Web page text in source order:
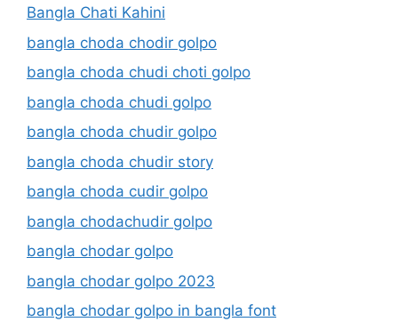
Bangla Chati Kahini
bangla choda chodir golpo
bangla choda chudi choti golpo
bangla choda chudi golpo
bangla choda chudir golpo
bangla choda chudir story
bangla choda cudir golpo
bangla chodachudir golpo
bangla chodar golpo
bangla chodar golpo 2023
bangla chodar golpo in bangla font